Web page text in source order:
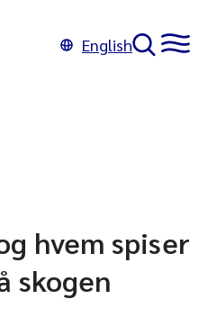
English
hvem spiser
skogen